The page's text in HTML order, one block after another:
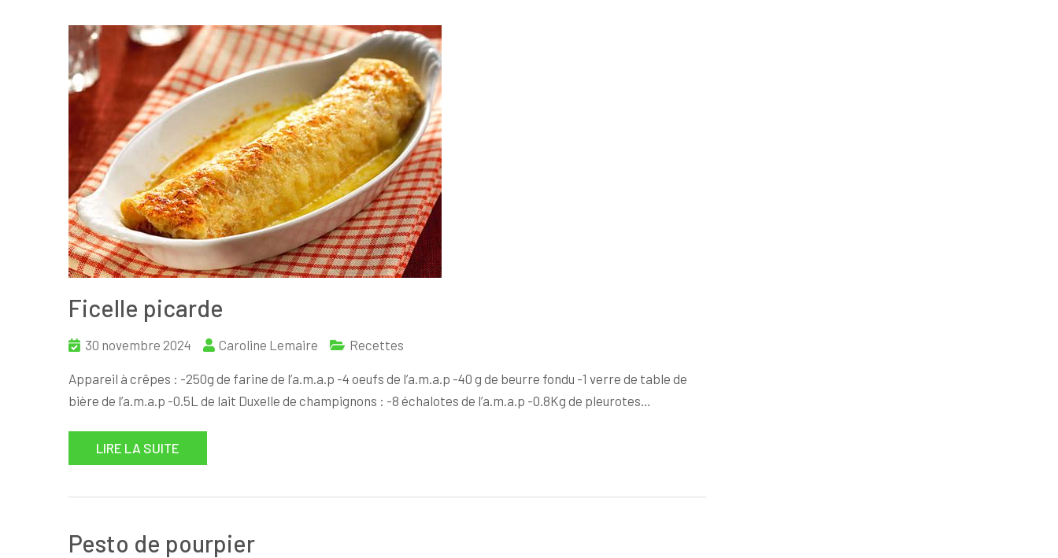
Ficelle picarde
30 novembre 2024 Caroline Lemaire Recettes
Appareil à crêpes : -250g de farine de l’a.m.a.p -4 oeufs de l’a.m.a.p -40 g de beurre fondu -1 verre de table de
bière de l’a.m.a.p -0.5L de lait Duxelle de champignons : -8 échalotes de l’a.m.a.p -0.8Kg de pleurotes…
LIRE LA SUITE
Pesto de pourpier